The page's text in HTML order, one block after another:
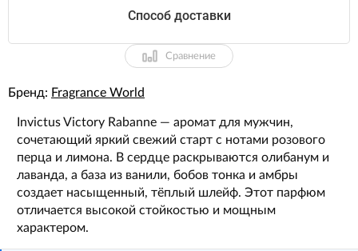
Способ доставки
Сравнение
Бренд: Fragrance World
Invictus Victory Rabanne — аромат для мужчин,
сочетающий яркий свежий старт с нотами розового
перца и лимона. В сердце раскрываются олибанум и
лаванда, а база из ванили, бобов тонка и амбры
создает насыщенный, тёплый шлейф. Этот парфюм
отличается высокой стойкостью и мощным
характером.